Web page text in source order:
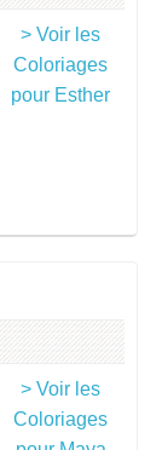
> Voir les
Coloriages
pour Esther
> Voir les
Coloriages